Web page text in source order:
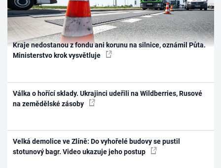
Kraje nedostanou z fondu ani korunu na silnice, oznámil Půta.
Ministerstvo krok vysvětluje
Válka o hořící sklady. Ukrajinci udeřili na Wildberries, Rusové
na zemědělské zásoby
Velká demolice ve Zlíně: Do vyhořelé budovy se pustil
stotunový bagr. Video ukazuje jeho postup